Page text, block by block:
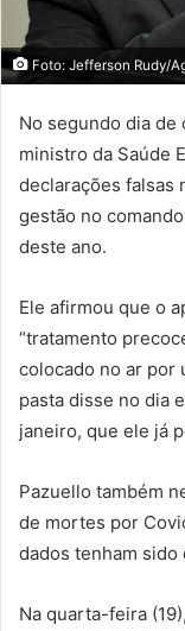
Foto: Jefferson Rudy/
No segundo dia de
ministro da Saúde
declarações falsas
gestão no
deste ano.
Ele afirmou que o
“tratamento
colocado no ar por
pasta disse no dia
janeiro, que ele já
Pazuello também
de mortes por
dados tenham
Na quarta-feira